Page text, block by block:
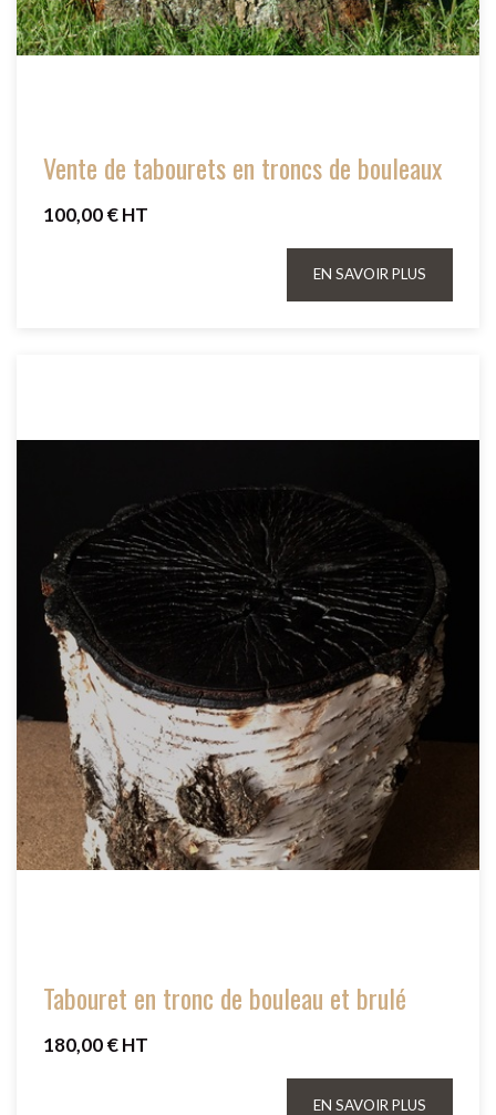
Vente de tabourets en troncs de bouleaux
100,00 € HT
EN SAVOIR PLUS
Tabouret en tronc de bouleau et brulé
180,00 € HT
EN SAVOIR PLUS